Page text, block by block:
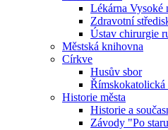
Lékárna Vysoké
Zdravotní
Ústav chirurgie
Městská knihovna
Církve
Husův sbor
Římskokatolická
Historie města
Historie a
Závody "Po